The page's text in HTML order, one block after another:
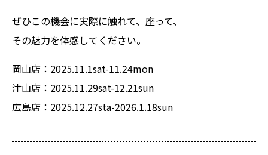
ぜひこの機会に実際に触れて、座って、
その魅力を体感してください。
岡山店：2025.11.1sat-11.24mon
津山店：2025.11.29sat-12.21sun
広島店：2025.12.27sta-2026.1.18sun